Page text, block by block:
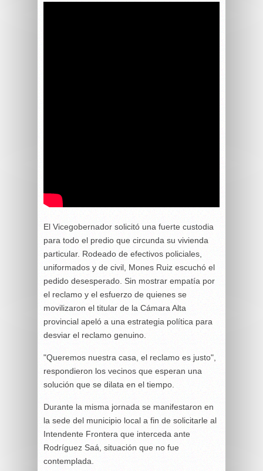
El Vicegobernador solicitó una fuerte custodia
para todo el predio que circunda su vivienda
particular. Rodeado de efectivos policiales,
uniformados y de civil, Mones Ruiz escuchó el
pedido desesperado. Sin mostrar empatía por
el reclamo y el esfuerzo de quienes se
movilizaron el titular de la Cámara Alta
provincial apeló a una estrategia política para
desviar el reclamo genuino.
"Queremos nuestra casa, el reclamo es justo",
respondieron los vecinos que esperan una
solución que se dilata en el tiempo.
Durante la misma jornada se manifestaron en
la sede del municipio local a fin de solicitarle al
Intendente Frontera que interceda ante
Rodríguez Saá, situación que no fue
contemplada.